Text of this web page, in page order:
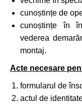
cunoștințe de
cunoștințe în
vederea
montaj.
Acte necesare
formularul de
actul de